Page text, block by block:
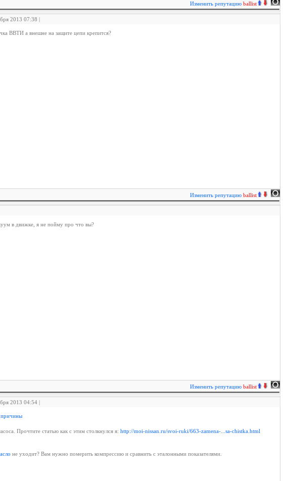
Изменить репутацию ballist
2013 07:38 |
ВВТИ а внешне на защите цепи крепится?
Изменить репутацию ballist
в движке, я не пойму про что вы?
Изменить репутацию ballist
2013 04:54 |
причины
Прочтите статью как с этим столкнулся я: http://moi-nissan.ru/svoi-ruki/663-zamena-...sa-chistka.html
не уходит? Вам нужно померить компрессию и сравнить с эталонными показателями.